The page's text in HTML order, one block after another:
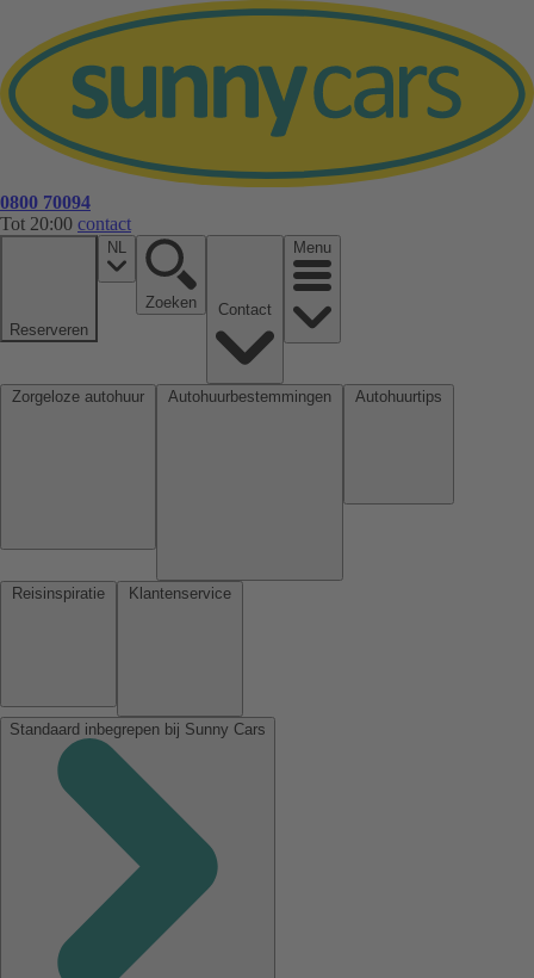
0800 70094
Tot 20:00 contact
Reserveren
NL
Zoeken
Menu
Standaard inbegrepen bij Sunny Cars